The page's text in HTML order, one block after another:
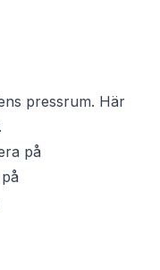
pressrum. Här
på